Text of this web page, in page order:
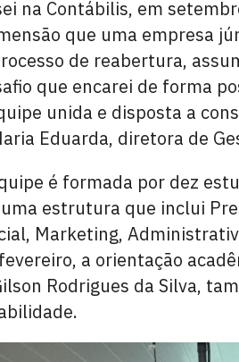
na Contábilis, em
que uma empresa
de reabertura,
que encarei de forma
unida e disposta a
Eduarda, diretora de
é formada por dez
estrutura que inclui
Marketing,
a orientação
Rodrigues da Silva,